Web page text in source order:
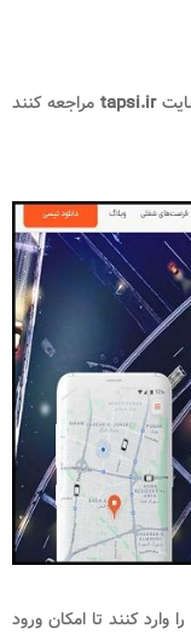
tapsi.ir مراجعه کنند
کنند تا امکان ورود